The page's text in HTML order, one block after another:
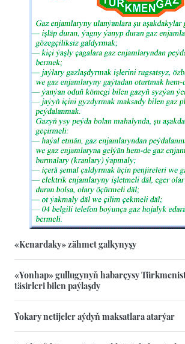
«Kenardaky» zähmet galkynyşy
«Yonhap» gullugynyň habarçysy
täsirleri bilen paýlaşdy
Ýokary netijeler aýdyň maksatlara atarýar